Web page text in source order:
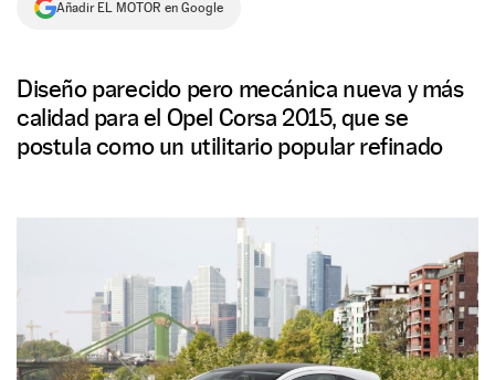
SÍGUENOS
Añadir EL MOTOR en Google
Diseño parecido pero mecánica nueva y más
calidad para el Opel Corsa 2015, que se
postula como un utilitario popular refinado